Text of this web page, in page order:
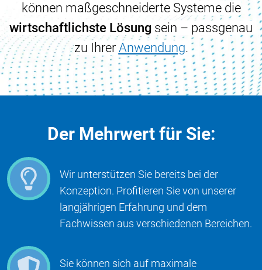
können maßgeschneiderte Systeme die
wirtschaftlichste Lösung sein – passgenau
zu Ihrer Anwendung.
Der Mehrwert für Sie:
Wir unterstützen Sie bereits bei der
Konzeption. Profitieren Sie von unserer
langjährigen Erfahrung und dem
Fachwissen aus verschiedenen Bereichen.
Sie können sich auf maximale